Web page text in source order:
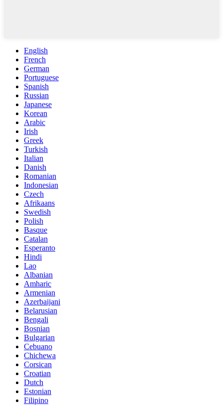
English
French
German
Portuguese
Spanish
Russian
Japanese
Korean
Arabic
Irish
Greek
Turkish
Italian
Danish
Romanian
Indonesian
Czech
Afrikaans
Swedish
Polish
Basque
Catalan
Esperanto
Hindi
Lao
Albanian
Amharic
Armenian
Azerbaijani
Belarusian
Bengali
Bosnian
Bulgarian
Cebuano
Chichewa
Corsican
Croatian
Dutch
Estonian
Filipino